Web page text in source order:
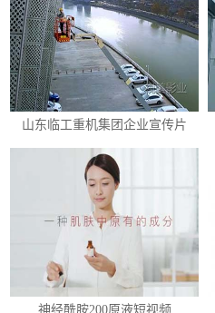
山东临工重机集团企业宣传片
神经酰胺200原液短视频